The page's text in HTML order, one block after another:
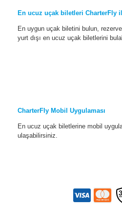
En ucuz uçak biletleri CharterFly
En uygun uçak biletini bulun,
yurt dışı en ucuz uçak biletlerini
CharterFly Mobil Uygulaması
En ucuz uçak biletlerine mobil
ulaşabilirsiniz.